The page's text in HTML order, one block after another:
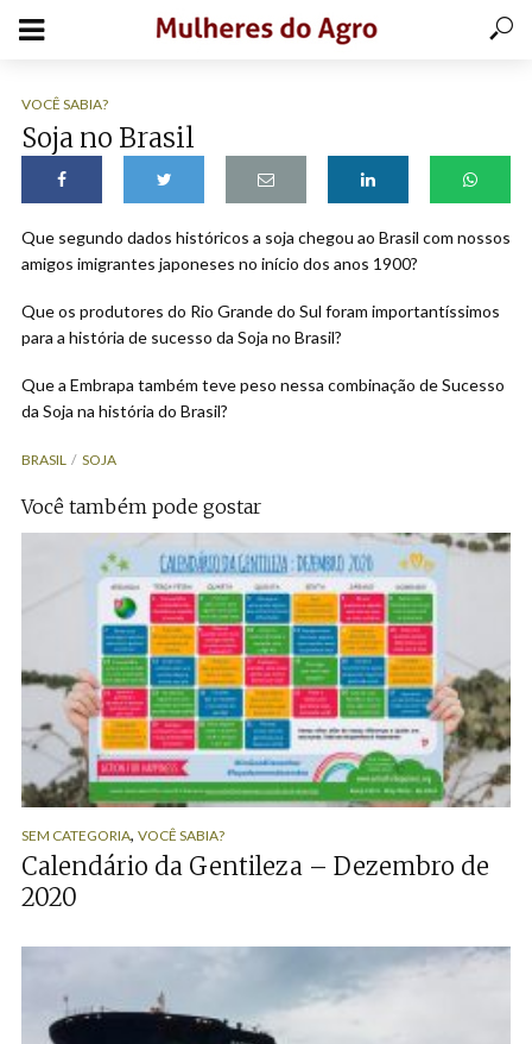
VOCÊ SABIA?
Soja no Brasil
Que segundo dados históricos a soja chegou ao Brasil com nossos
amigos imigrantes japoneses no início dos anos 1900?
Que os produtores do Rio Grande do Sul foram importantíssimos
para a história de sucesso da Soja no Brasil?
Que a Embrapa também teve peso nessa combinação de Sucesso
da Soja na história do Brasil?
BRASIL SOJA
Você também pode gostar
SEM CATEGORIA, VOCÊ SABIA?
Calendário da Gentileza – Dezembro de
2020